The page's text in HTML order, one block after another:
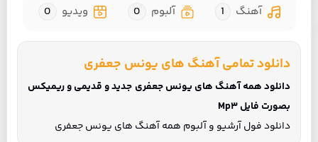
آهنگ 1 آلبوم 0 ویدیو 0
دانلود تمامی آهنگ های یونس جعفری
دانلود همه آهنگ های یونس جعفری جدید و قدیمی و ریمیکس
بصورت فایل Mp3
دانلود فول آرشیو و آلبوم همه آهنگ های یونس جعفری